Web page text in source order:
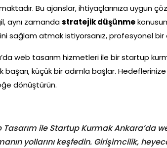
Bu ajanslar, ihtiyaçlarınıza uygun
aynı zamandastratejik düşünme
sağlam atmak istiyorsanız, profesyonel bir
web tasarım hizmetleri ile bir startup
başarı, küçük bir adımla başlar.
dönüştürün.
Tasarım ile Startup Kurmak Ankara’da
yollarını keşfedin. Girişimcilik,